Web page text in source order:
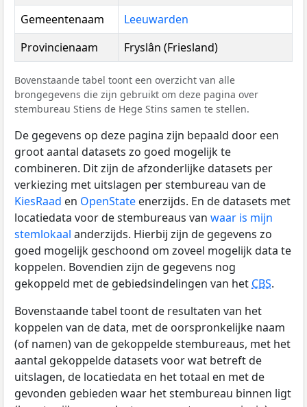
Gemeentenaam
Leeuwarden
Provincienaam
Fryslân (Friesland)
Bovenstaande tabel toont een overzicht van alle
brongegevens die zijn gebruikt om deze pagina over
stembureau Stiens de Hege Stins samen te stellen.
De gegevens op deze pagina zijn bepaald door een
groot aantal datasets zo goed mogelijk te
combineren. Dit zijn de afzonderlijke datasets per
verkiezing met uitslagen per stembureau van de
KiesRaad en OpenState enerzijds. En de datasets met
locatiedata voor de stembureaus van waar is mijn
stemlokaal anderzijds. Hierbij zijn de gegevens zo
goed mogelijk geschoond om zoveel mogelijk data te
koppelen. Bovendien zijn de gegevens nog
gekoppeld met de gebiedsindelingen van hetCBS.
Bovenstaande tabel toont de resultaten van het
koppelen van de data, met de oorspronkelijke naam
(of namen) van de gekoppelde stembureaus, met het
aantal gekoppelde datasets voor wat betreft de
uitslagen, de locatiedata en het totaal en met de
gevonden gebieden waar het stembureau binnen ligt